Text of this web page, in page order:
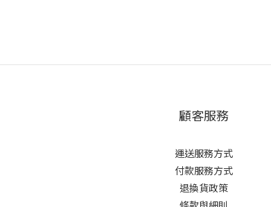
顧客服務
運送服務方式
付款服務方式
退換貨政策